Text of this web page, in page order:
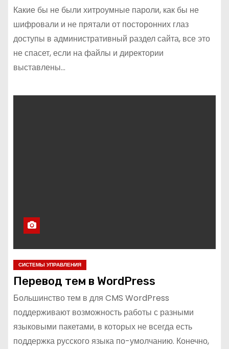
Какие бы не были хитроумные пароли, как бы не
шифровали и не прятали от посторонних глаз
доступы в административный раздел сайта, все это
не спасет, если на файлы и директории
выставлены…
СИСТЕМЫ УПРАВЛЕНИЯ
Перевод тем в WordPress
Большинство тем в для CMS WordPress
поддерживают возможность работы с разными
языковыми пакетами, в которых не всегда есть
поддержка русского языка по-умолчанию. Конечно,